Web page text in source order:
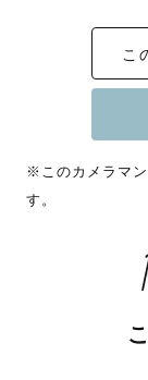
💎関西唯一社
🌈こんな方は
❶落ち着いた優
丁寧に当日はご
❷😢夫が写真苦
りです。撮影
こ
※このカメラマ
す。